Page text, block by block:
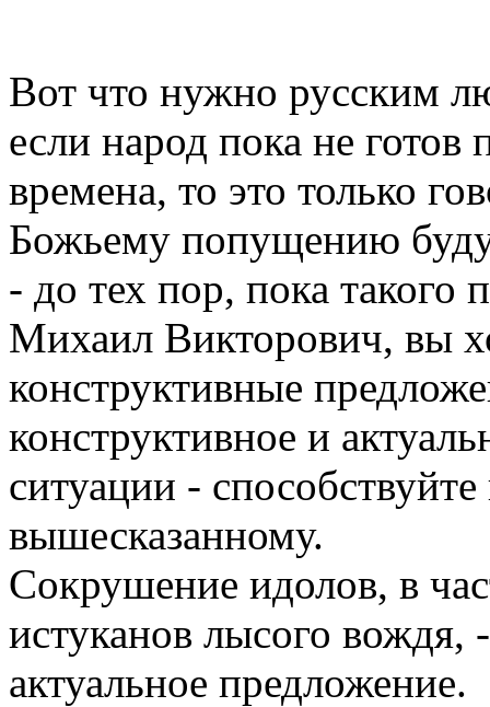
Вот что нужно русским
если народ пока не готов
времена, то это только
Божьему попущению
- до тех пор, пока такого
Михаил Викторович, вы
конструктивные
конструктивное и
ситуации -
вышесказанному.
Сокрушение идолов, в
истуканов лысого вождя,
актуальное предложение.